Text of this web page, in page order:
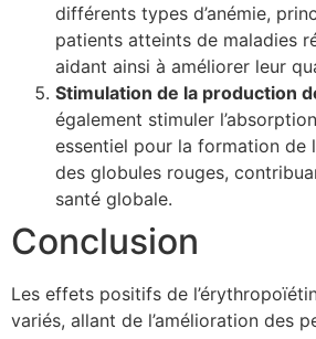
différents types d’anémie,
patients atteints de maladies
aidant ainsi à améliorer leur
Stimulation de la production
également stimuler
essentiel pour la formation de
des globules rouges,
santé globale.
Conclusion
Les effets positifs de
variés, allant de l’amélioration des